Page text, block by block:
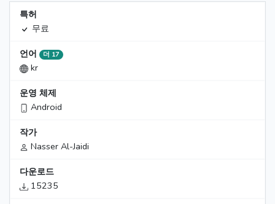
특허
무료
언어 더 17
kr
운영 체제
Android
작가
Nasser Al-Jaidi
다운로드
15235